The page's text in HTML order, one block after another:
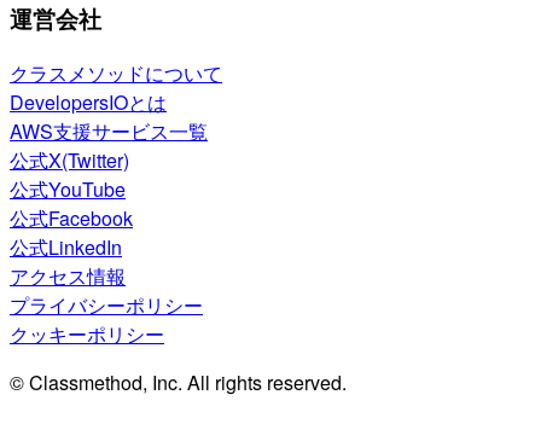
運営会社
クラスメソッドについて
DevelopersIOとは
AWS支援サービス一覧
公式X(Twitter)
公式YouTube
公式Facebook
公式LinkedIn
アクセス情報
プライバシーポリシー
クッキーポリシー
© Classmethod, Inc. All rights reserved.